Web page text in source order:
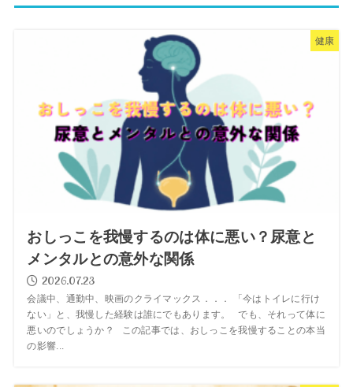
健康
おしっこを我慢するのは体に悪い？尿意と
メンタルとの意外な関係
2026.07.23
会議中、通勤中、映画のクライマックス．．． 「今はトイレに行け
ない」と、我慢した経験は誰にでもあります。 でも、それって体に
悪いのでしょうか？ この記事では、おしっこを我慢することの本当
の影響...